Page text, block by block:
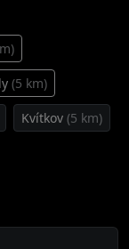
(5 km)
Kvítkov (5 km)